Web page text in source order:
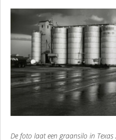
De foto laat een graansilo in Texas